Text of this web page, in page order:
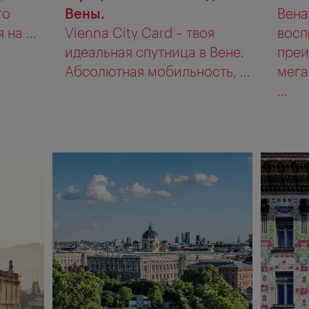
на ...
Вены.
Vienna City Card – твоя
идеальная спутница в Вене.
Абсолютная мобильность, ...
...